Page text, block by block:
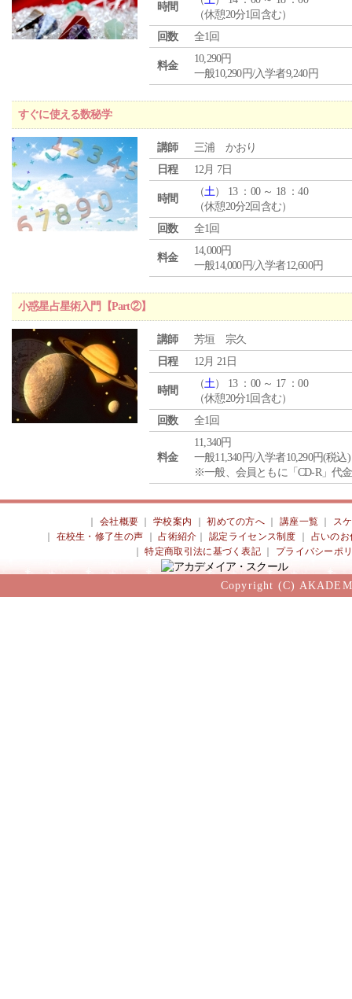
時間
（休憩20分1回含む）
回数
全1回
料金
10,290円
一般10,290円/入学者9,240円
すぐに使える数秘学
講師
三浦 かおり
日程
12月 7日
時間
（土） 13 ：00 ～ 18 ：40
（休憩20分2回含む）
回数
全1回
料金
14,000円
一般14,000円/入学者12,600円
小惑星占星術入門【Part②】
講師
芳垣 宗久
日程
12月 21日
時間
（土） 13 ：00 ～ 17 ：00
（休憩20分1回含む）
回数
全1回
料金
11,340円
一般11,340円/入学者10,290円(税込)
※一般、会員ともに「CD-R」代
会社概要 ｜学校案内 ｜初めての方へ 講座一覧
ス
在校生・修了生の声 ｜占術紹介 ｜認定ライセンス制度
占いのお
｜特定商取引法に基づく表記 プライバシーポ
Copyright (C)